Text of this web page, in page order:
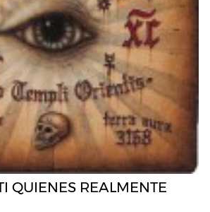
QUIENES REALMENTE